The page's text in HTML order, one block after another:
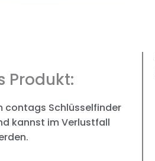
Produkt:
contags Schlüsselfinder
kannst im Verlustfall